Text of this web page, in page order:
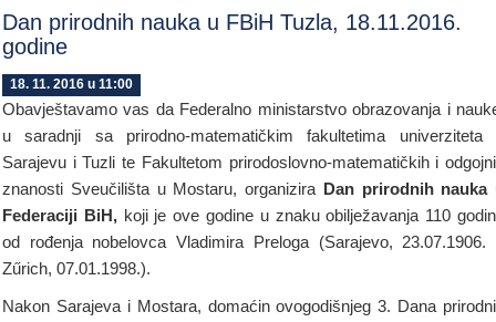
Dan prirodnih nauka u FBiH Tuzla, 18.11.2016.
godine
18. 11. 2016 u 11:00
Obavještavamo vas da Federalno ministarstvo obrazovanja i
u saradnji sa prirodno-matematičkim fakultetima univerziteta
Sarajevu i Tuzli te Fakultetom prirodoslovno-matematičkih i
znanosti Sveučilišta u Mostaru, organizira Dan prirodnih nauka
Federaciji BiH, koji je ove godine u znaku obilježavanja 110
od rođenja nobelovca Vladimira Preloga (Sarajevo, 23.07.1906.
Zűrich, 07.01.1998.).
Nakon Sarajeva i Mostara, domaćin ovogodišnjeg 3. Dana